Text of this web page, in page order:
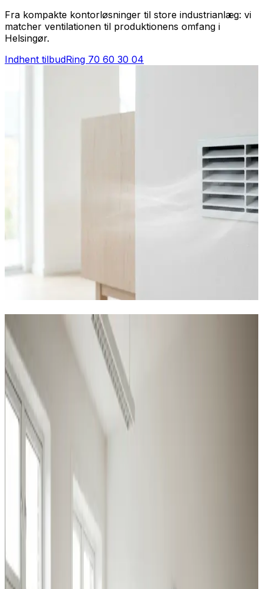
Fra kompakte kontorløsninger til store industrianlæg: vi
matcher ventilationen til produktionens omfang i
Helsingør.
Indhent tilbudRing 70 60 30 04
Erhvervs- og industriventilation i
Helsingør
Industri, produktion, lager og kontor i Helsingør: vi
leverer ventilation der matcher belastningen og
overholder Arbejdstilsynets krav.
Procesventilation
Udsugning ved svejsning, slibning og kemikalier i
Helsingør. Overholder Arbejdstilsynets krav.
Læs mere